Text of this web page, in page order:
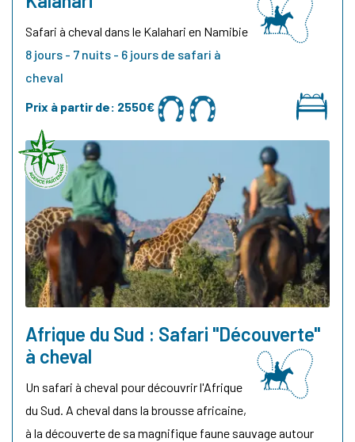
Safari à cheval dans le Kalahari en Namibie
8 jours - 7 nuits - 6 jours de safari à
cheval
Prix à partir de: 2550€
Afrique du Sud : Safari "Découverte"
à cheval
Un safari à cheval pour découvrir l'Afrique
du Sud. A cheval dans la brousse africaine,
à la découverte de sa magnifique faune sauvage autour